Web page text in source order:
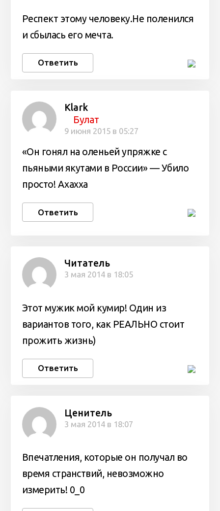
Респект этому человеку.Не поленился
и сбылась его мечта.
Ответить
Klark
Булат
9 июня 2015 в 05:27
«Он гонял на оленьей упряжке с
пьяными якутами в России» — Убило
просто! Ахахха
Ответить
Читатель
3 мая 2014 в 18:05
Этот мужик мой кумир! Один из
вариантов того, как РЕАЛЬНО стоит
прожить жизнь)
Ответить
Ценитель
3 мая 2014 в 18:07
Впечатления, которые он получал во
время странствий, невозможно
измерить! 0_0